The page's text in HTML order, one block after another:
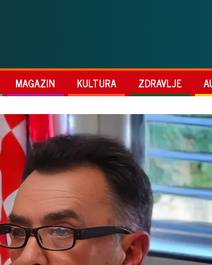
MAGAZIN KULTURA ZDRAVLJE